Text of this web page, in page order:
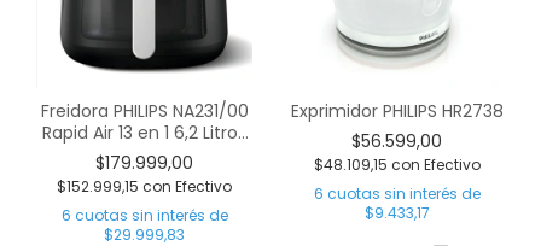
Freidora PHILIPS NA231/00
Rapid Air 13 en 1 6,2 Litros
Digital
$179.999,00
$152.999,15 con Efectivo
6 cuotas sin interés de
$29.999,83
Exprimidor PHILIPS HR2738
$56.599,00
$48.109,15 con Efectivo
6 cuotas sin interés de
$9.433,17